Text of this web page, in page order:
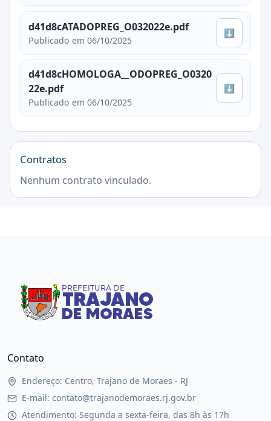
d41d8cATADOPREG_O032022e.pdf
Publicado em 06/10/2025
⬇
d41d8cHOMOLOGA__ODOPREG_O0320
22e.pdf
Publicado em 06/10/2025
⬇
Contratos
Nenhum contrato vinculado.
Contato
Endereço: Centro, Trajano de Moraes - RJ
E-mail: contato@trajanodemoraes.rj.gov.br
Atendimento: Segunda a sexta-feira, das 8h às 17h